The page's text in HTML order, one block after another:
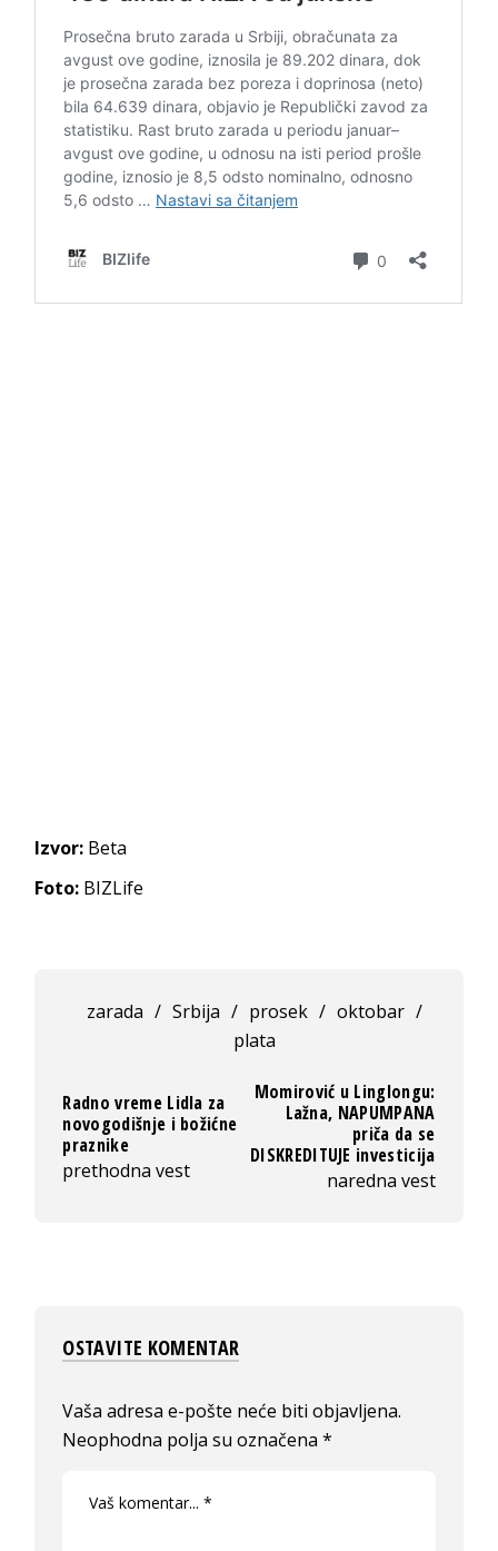
Izvor: Beta
Foto: BIZLife
zarada / Srbija / prosek / oktobar /
plata
Radno vreme Lidla za
novogodišnje i božićne
praznike
prethodna vest
Momirović u Linglongu:
Lažna, NAPUMPANA
priča da se
DISKREDITUJE investicija
naredna vest
OSTAVITE KOMENTAR
Vaša adresa e-pošte neće biti objavljena.
Neophodna polja su označena*